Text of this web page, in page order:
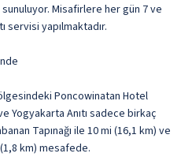
Misafirlere her gün 7 ve
servisi yapılmaktadır.
Poncowinatan Hotel
Yogyakarta Anıtı sadece birkaç
Tapınağı ile 10 mi (16,1 km) ve
km) mesafede.